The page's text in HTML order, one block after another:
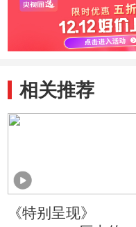
相关推荐
《特别呈现》